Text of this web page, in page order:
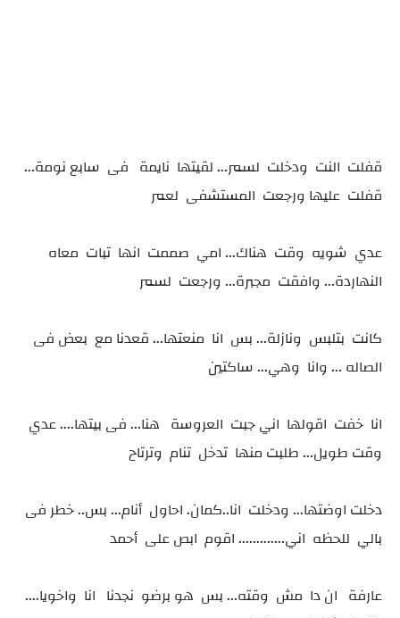
قفلت النت ودخلت لسمر... لقيتها نايمة فى سابع نومة...
قفلت عليها ورجعت المستشفى لعمر
عدي شويه وقت هناك... امي صممت انها تبات معاه
النهاردة... وافقت مجبرة... ورجعت لسمر
كانت بتلبس ونازلة... بس انا منعتها... قعدنا مع بعض فى
الصاله ... وانا وهي... ساكتين
انا خفت اقولها اني جبت العروسة هنا... فى بيتها.... عدي
وقت طويل... طلبت منها تدخل تنام وترتاح
دخلت اوضتها... ودخلت انا..كمان. احاول أنام... بس.. خطر فى
بالي للحظه اني............. اقوم ابص على أحمد
عارفة ان دا مش وقته... بس هو برضو نجدنا انا واخويا....